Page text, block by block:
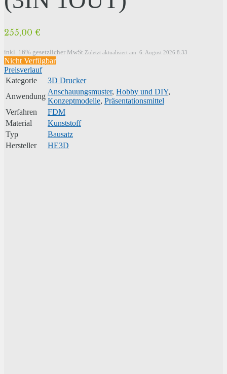
255,00 €
inkl. 16% gesetzlicher MwSt.Zuletzt aktualisiert am: 6. August 2026 8:33
Nicht Verfügbar
Preisverlauf
Kategorie
3D Drucker
Anwendung
Anschauungsmuster, Hobby und DIY,
Konzeptmodelle, Präsentationsmittel
Verfahren
FDM
Material
Kunststoff
Typ
Bausatz
Hersteller
HE3D